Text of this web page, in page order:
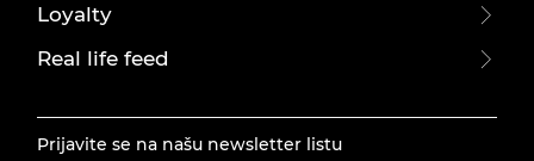
Loyalty
Real life feed
Prijavite se na našu newsletter listu